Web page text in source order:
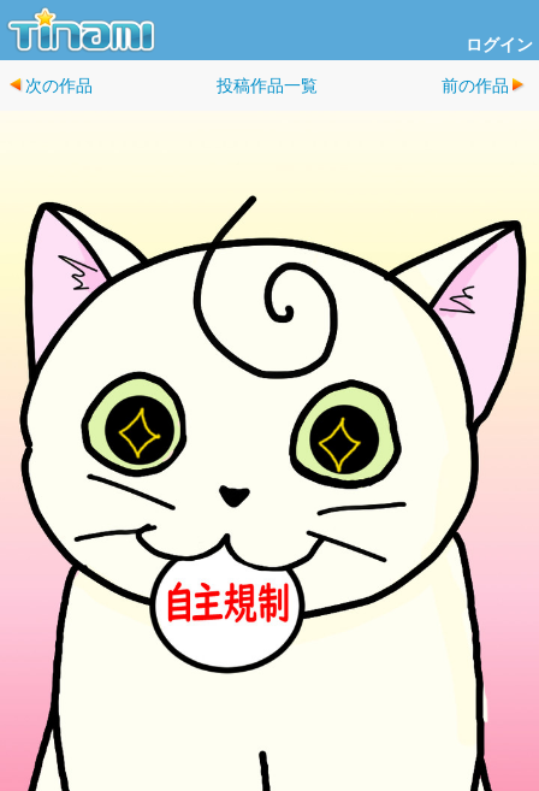
ログイン
次の作品 投稿作品一覧 前の作品